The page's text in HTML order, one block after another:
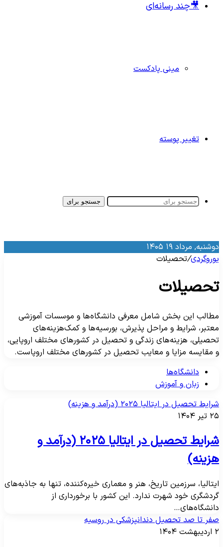
🎥چند رسانه‌ای
مینی پادکست
تغییر پوسته
جستجو برای
مرداد ۱۹ ۱۴۰۵
/تحصیلات
این بخش شامل معرفی دانشگاه‌ها و موسسات آموزشی
شرایط و مراحل پذیرش، بورسیه‌ها و کمک‌هزینه‌های
هزینه‌های زندگی و تحصیل در کشورهای مختلف اروپایی،
مقایسه مزایا و معایب تحصیل در کشورهای مختلف اروپاست.
دانشگاه‌ها
زبان و آموزش
تحصیل در ایتالیا ۲۰۲۵ (درآمد و هزینه)
۱۴۰۴
شرایط تحصیل در ایتالیا ۲۰۲۵ (درآمد و
سرزمین تاریخ، هنر و معماری خیره‌کننده، تنها به جاذبه‌های
خود شهرت ندارد. این کشور با برخورداری از
تا صد تحصیل دندانپزشکی در روسیه